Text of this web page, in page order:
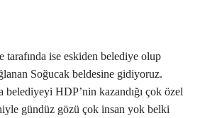
tarafında ise eskiden belediye olup
Soğucak beldesine gidiyoruz.
belediyeyi HDP’nin kazandığı çok özel
gündüz gözü çok insan yok belki